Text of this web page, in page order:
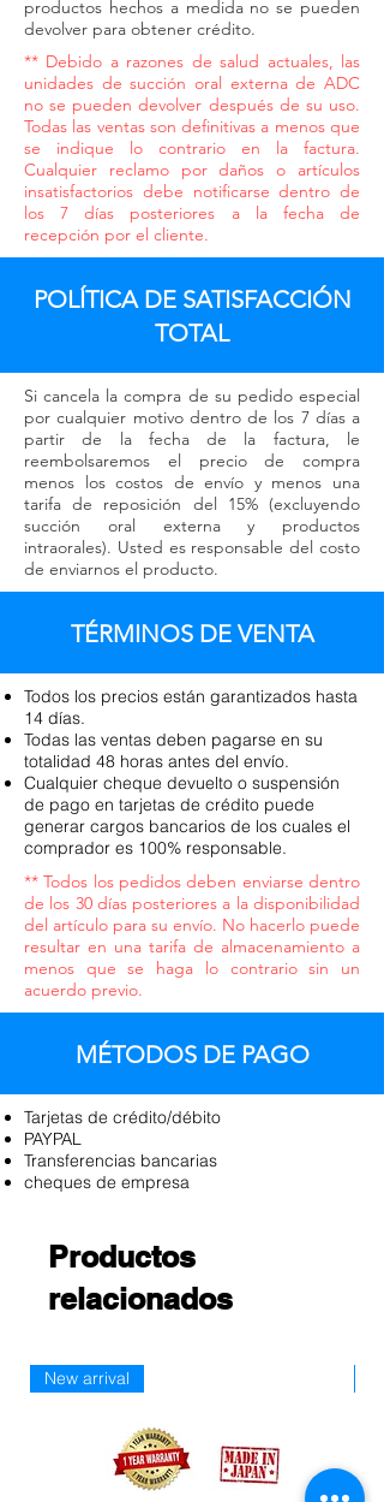
productos hechos a medida no se pueden
devolver para obtener crédito.
** Debido a razones de salud actuales, las
unidades de succión oral externa de ADC
no se pueden devolver después de su uso.
Todas las ventas son definitivas a menos que
se indique lo contrario en la factura.
Cualquier reclamo por daños o artículos
insatisfactorios debe notificarse dentro de
los 7 días posteriores a la fecha de
recepción por el cliente.
POLÍTICA DE SATISFACCIÓN
TOTAL
Si cancela la compra de su pedido especial
por cualquier motivo dentro de los 7 días a
partir de la fecha de la factura, le
reembolsaremos el precio de compra
menos los costos de envío y menos una
tarifa de reposición del 15% (excluyendo
succión oral externa y productos
intraorales). Usted es responsable del costo
de enviarnos el producto.
TÉRMINOS DE VENTA
Todos los precios están garantizados hasta
14 días.
Todas las ventas deben pagarse en su
totalidad 48 horas antes del envío.
Cualquier cheque devuelto o suspensión
de pago en tarjetas de crédito puede
generar cargos bancarios de los cuales el
comprador es 100% responsable.
** Todos los pedidos deben enviarse dentro
de los 30 días posteriores a la disponibilidad
del artículo para su envío. No hacerlo puede
resultar en una tarifa de almacenamiento a
menos que se haga lo contrario sin un
acuerdo previo.
MÉTODOS DE PAGO
Tarjetas de crédito/débito
PAYPAL
Transferencias bancarias
cheques de empresa
Productos
relacionados
New arrival